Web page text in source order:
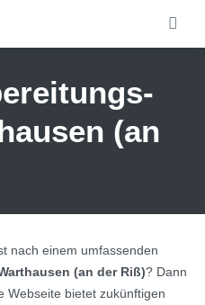
(an
nach einem umfassenden
(an der Riß)? Dann
Webseite bietet zukünftigen